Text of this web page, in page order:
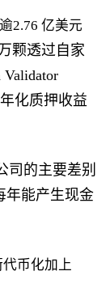
2.76 亿美元
颗透过自家
化质押收益
司的主要差别
能产生现金
币化加上